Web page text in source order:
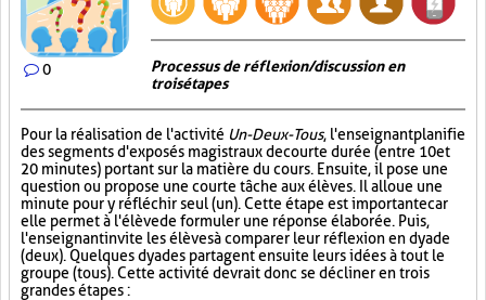
0
Processus de réflexion/discussion en
trois étapes
Pour la réalisation de l'activité Un-Deux-Tous, l'enseignant planifie
des segments d'exposés magistraux de courte durée (entre 10 et
20 minutes) portant sur la matière du cours. Ensuite, il pose une
question ou propose une courte tâche aux élèves. Il alloue une
minute pour y réfléchir seul (un). Cette étape est importante car
elle permet à l'élève de formuler une réponse élaborée. Puis,
l'enseignant invite les élèves à comparer leur réflexion en dyade
(deux). Quelques dyades partagent ensuite leurs idées à tout le
groupe (tous). Cette activité devrait donc se décliner en trois
grandes étapes :